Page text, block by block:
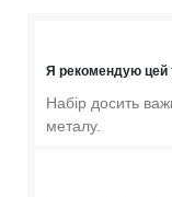
Я рекомендую цей
Набір досить
металу.